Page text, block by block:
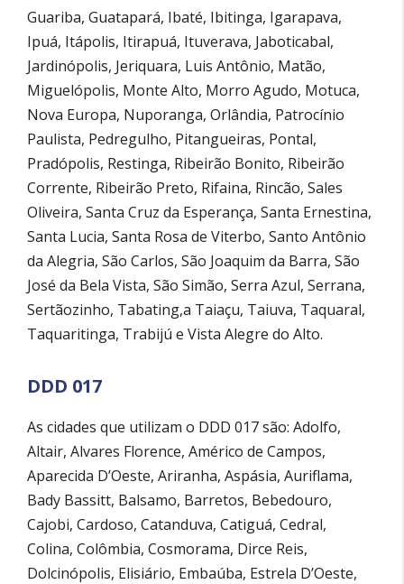
Guariba, Guatapará, Ibaté, Ibitinga, Igarapava,
Ipuá, Itápolis, Itirapuá, Ituverava, Jaboticabal,
Jardinópolis, Jeriquara, Luis Antônio, Matão,
Miguelópolis, Monte Alto, Morro Agudo, Motuca,
Nova Europa, Nuporanga, Orlândia, Patrocínio
Paulista, Pedregulho, Pitangueiras, Pontal,
Pradópolis, Restinga, Ribeirão Bonito, Ribeirão
Corrente, Ribeirão Preto, Rifaina, Rincão, Sales
Oliveira, Santa Cruz da Esperança, Santa Ernestina,
Santa Lucia, Santa Rosa de Viterbo, Santo Antônio
da Alegria, São Carlos, São Joaquim da Barra, São
José da Bela Vista, São Simão, Serra Azul, Serrana,
Sertãozinho, Tabating,a Taiaçu, Taiuva, Taquaral,
Taquaritinga, Trabijú e Vista Alegre do Alto.
DDD 017
As cidades que utilizam o DDD 017 são: Adolfo,
Altair, Alvares Florence, Américo de Campos,
Aparecida D’Oeste, Ariranha, Aspásia, Auriflama,
Bady Bassitt, Balsamo, Barretos, Bebedouro,
Cajobi, Cardoso, Catanduva, Catiguá, Cedral,
Colina, Colômbia, Cosmorama, Dirce Reis,
Dolcinópolis, Elisiário, Embaúba, Estrela D’Oeste,